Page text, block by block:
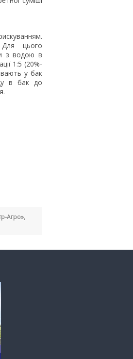
Для цього
з водою в
1:5 (20%-
у бак
в бак до
Агро»,